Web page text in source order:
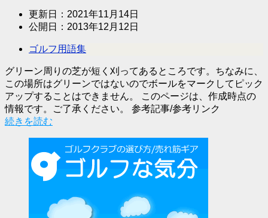
更新日： 2021年11月14日
公開日： 2013年12月12日
ゴルフ用語集
グリーン周りの芝が短く刈ってあるところです。ちなみに、
この場所はグリーンではないのでボールをマークしてピック
アップすることはできません。 このページは、作成時点の
情報です。ご了承ください。 参考記事/参考リンク
続きを読む